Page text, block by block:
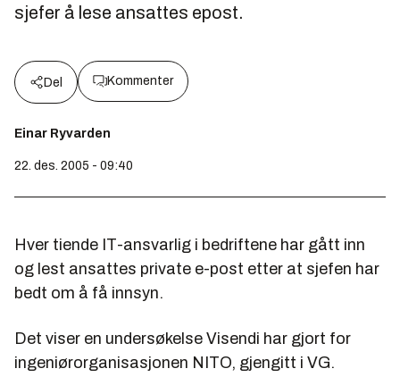
sjefer å lese ansattes epost.
Del Kommenter
Einar Ryvarden
22. des. 2005 - 09:40
Hver tiende IT-ansvarlig i bedriftene har gått inn
og lest ansattes private e-post etter at sjefen har
bedt om å få innsyn.
Det viser en undersøkelse Visendi har gjort for
ingeniørorganisasjonen NITO, gjengitt i VG.